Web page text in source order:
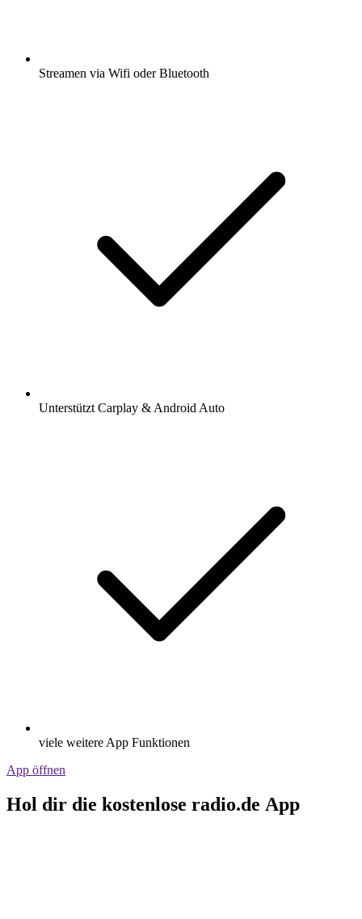
Streamen via Wifi oder Bluetooth
Unterstützt Carplay & Android Auto
viele weitere App Funktionen
App öffnen
Hol dir die kostenlose radio.de App